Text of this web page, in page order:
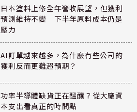
日本塗料上修全年營收展望，但獲利
預測維持不變 下半年原料成本仍是
壓力
AI訂單越來越多，為什麼有些公司的
獲利反而更難超預期？
功率半導體缺貨正在醞釀？從大廠資
本支出看真正的時間點